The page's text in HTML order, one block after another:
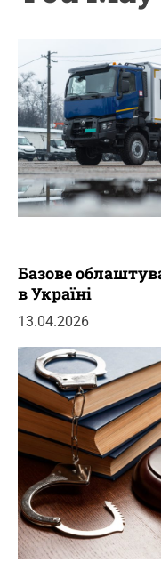
Базове
в Україні
13.04.2026